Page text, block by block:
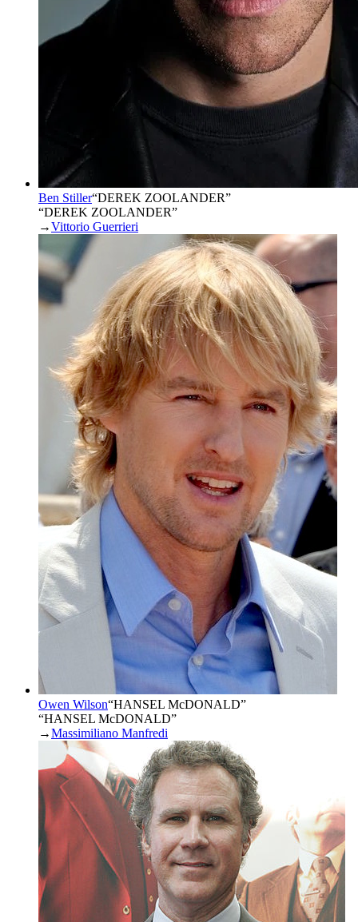
Ben Stiller“DEREK ZOOLANDER”
“DEREK ZOOLANDER”
→Vittorio Guerrieri
Owen Wilson“HANSEL McDONALD”
“HANSEL McDONALD”
→Massimiliano Manfredi